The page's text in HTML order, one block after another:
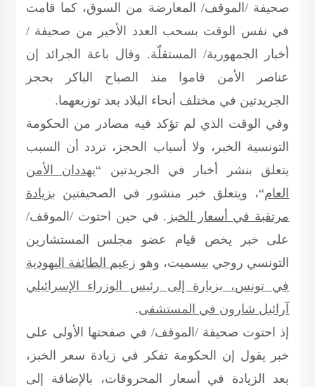
صحيفة /الموقف/ المعارضة من السوق، كما قامت
في نفس الوقت بسحب العدد الأخير من صحيفة /
أخبار الجمهورية/ المستقلّة. وقال باعة الجرائد إن
عناصر الأمن قاموا منذ الصباح الباكر بحجز
الجريدتين في مختلف أنحاء البلاد بعد توزيعهما.
وفي الوقت الذي لم تؤكد فيه مصادر من الحكومة
التونسية الخبر، ولا أسباب الحجز، تردد أن السبب
يتعلق بنشر أخبار في الجريدتين “يهددان الأمن
العام“، ويتعلق خبر منشور في الصحيفتين بزيادة
مرتقبة في أسعار الخبز . في حين احتوت /الموقف/
على خبر يخص قيام عضو مجلس المستشارين
التونسي روجي بيسميت، وهو زعيم الطائفة اليهودية
في تونس، بزيارة إلى رئيس الوزراء الإسرائيلي
آرائيل شارون في المستشفى.
إذ احتوت صحيفة /الموقف/ في صفحتها الأولى على
خبر يقول إن الحكومة تفكر في زيادة سعر الخبز،
بعد الزيادة في أسعار المحروقات، بالإضافة إلى